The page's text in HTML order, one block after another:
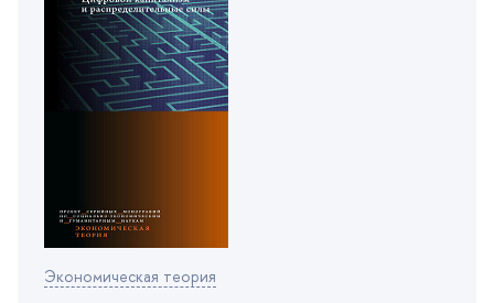
Экономическая теория